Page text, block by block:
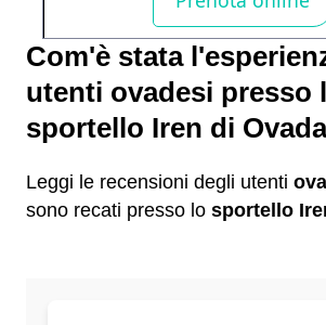
Com'è stata
utenti ovadesi presso
sportello Iren di
Leggi le recensioni degli utenti
sono recati presso lo sportello